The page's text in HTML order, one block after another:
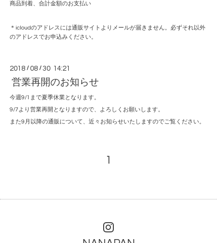
商品到着、合計金額のお支払い
＊icloudのアドレスには通販サイトよりメールが届きません。必ずそれ以外
のアドレスでお申込みください。
2018 /08 /30 14:21
営業再開のお知らせ
今週9/1まで夏季休業となります。
9/7より営業再開となりますので、よろしくお願いします。
また9月以降の通販について、近々お知らせいたしますのでご覧ください。
1